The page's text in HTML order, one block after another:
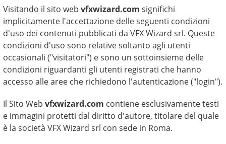
Visitando il sito webvfxwizard.com significhi
implicitamente l'accettazione delle seguenti condizioni
d'uso dei contenuti pubblicati da VFX Wizard srl. Queste
condizioni d'uso sono relative soltanto agli utenti
occasionali ("visitatori") e sono un sottoinsieme delle
condizioni riguardanti gli utenti registrati che hanno
accesso alle aree che richiedono l'autenticazione ("login").
Il Sito Webvfxwizard.com contiene esclusivamente testi
e immagini protetti dal diritto d'autore, titolare del quale
è la società VFX Wizard srl con sede in Roma.